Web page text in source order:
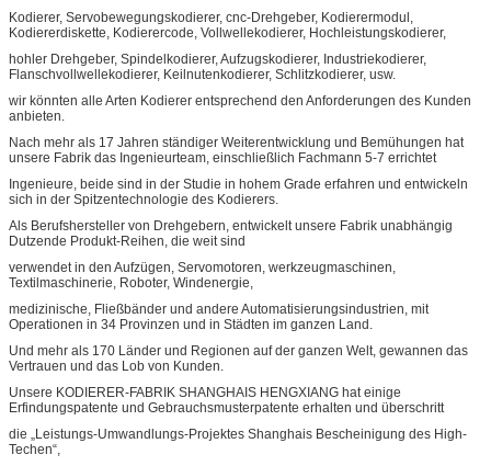
Kodierer, Servobewegungskodierer, cnc-Drehgeber, Kodierermodul,
Kodiererdiskette, Kodierercode, Vollwellekodierer, Hochleistungskodierer,
hohler Drehgeber, Spindelkodierer, Aufzugskodierer, Industriekodierer,
Flanschvollwellekodierer, Keilnutenkodierer, Schlitzkodierer, usw.
wir könnten alle Arten Kodierer entsprechend den Anforderungen des Kunden
anbieten.
Nach mehr als 17 Jahren ständiger Weiterentwicklung und Bemühungen hat
unsere Fabrik das Ingenieurteam, einschließlich Fachmann 5-7 errichtet
Ingenieure, beide sind in der Studie in hohem Grade erfahren und entwickeln
sich in der Spitzentechnologie des Kodierers.
Als Berufshersteller von Drehgebern, entwickelt unsere Fabrik unabhängig
Dutzende Produkt-Reihen, die weit sind
verwendet in den Aufzügen, Servomotoren, werkzeugmaschinen,
Textilmaschinerie, Roboter, Windenergie,
medizinische, Fließbänder und andere Automatisierungsindustrien, mit
Operationen in 34 Provinzen und in Städten im ganzen Land.
Und mehr als 170 Länder und Regionen auf der ganzen Welt, gewannen das
Vertrauen und das Lob von Kunden.
Unsere KODIERER-FABRIK SHANGHAIS HENGXIANG hat einige
Erfindungspatente und Gebrauchsmusterpatente erhalten und überschritt
die „Leistungs-Umwandlungs-Projektes Shanghais Bescheinigung des High-
Techen“,